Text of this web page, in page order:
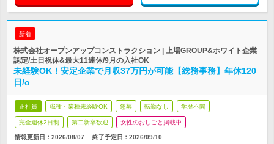
新着
株式会社オープンアップコンストラクション | 上場GROUP&ホワイト企業
認定/土日祝休&最大11連休/9月の入社OK
未経験OK！安定企業で月収37万円が可能【総務事務】年休120
日/o
正社員 職種・業種未経験OK 急募 転勤なし 学歴不問
完全週休2日制 第二新卒歓迎 女性のおしごと掲載中
情報更新日：2026/08/07 終了予定日： 2026/09/10